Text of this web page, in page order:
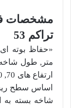
مشخصات
تراکم 53
اساس سطح